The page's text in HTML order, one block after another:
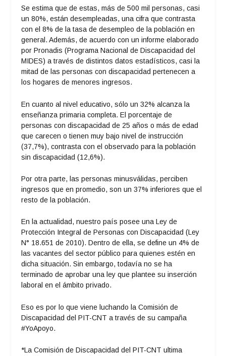
Se estima que de estas, más de 500 mil personas, casi
un 80%, están desempleadas, una cifra que contrasta
con el 8% de la tasa de desempleo de la población en
general. Además, de acuerdo con un informe elaborado
por Pronadis (Programa Nacional de Discapacidad del
MIDES) a través de distintos datos estadísticos, casi la
mitad de las personas con discapacidad pertenecen a
los hogares de menores ingresos.
En cuanto al nivel educativo, sólo un 32% alcanza la
enseñanza primaria completa. El porcentaje de
personas con discapacidad de 25 años o más de edad
que carecen o tienen muy bajo nivel de instrucción
(37,7%), contrasta con el observado para la población
sin discapacidad (12,6%).
Por otra parte, las personas minusválidas, perciben
ingresos que en promedio, son un 37% inferiores que el
resto de la población.
En la actualidad, nuestro país posee una Ley de
Protección Integral de Personas con Discapacidad (Ley
N° 18.651 de 2010). Dentro de ella, se define un 4% de
las vacantes del sector público para quienes estén en
dicha situación. Sin embargo, todavía no se ha
terminado de aprobar una ley que plantee su inserción
laboral en el ámbito privado.
Eso es por lo que viene luchando la Comisión de
Discapacidad del PIT-CNT a través de su campaña
#YoApoyo.
*La Comisión de Discapacidad del PIT-CNT ultima